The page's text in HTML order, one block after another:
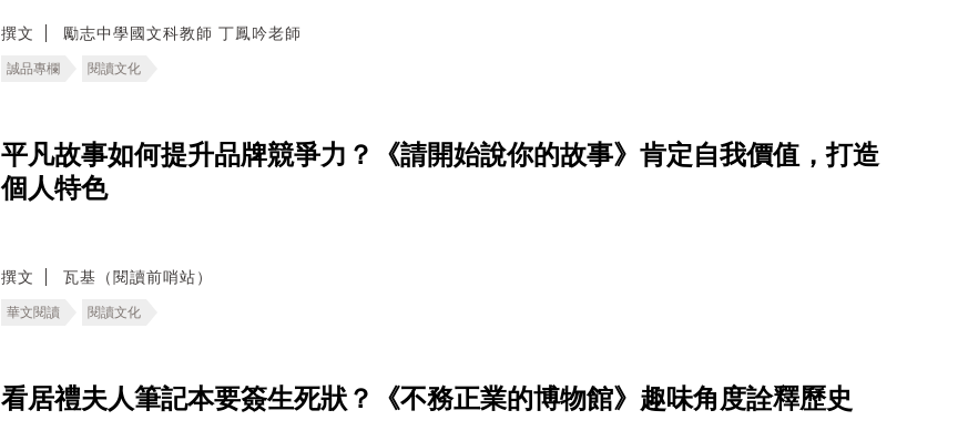
撰文 勵志中學國文科教師 丁鳳吟老師
誠品專欄 閱讀文化
平凡故事如何提升品牌競爭力？《請開始說你的故事》肯定自我價值，打造
個人特色
撰文 瓦基（閱讀前哨站）
華文閱讀 閱讀文化
看居禮夫人筆記本要簽生死狀？《不務正業的博物館》趣味角度詮釋歷史